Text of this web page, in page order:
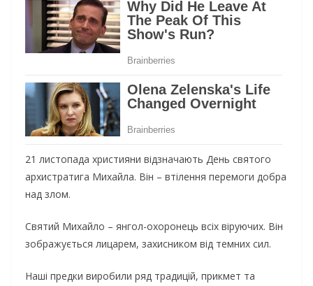
21 листопада християни відзначають День святого
архистратига Михайла. Він – втілення перемоги добра
над злом.
Святий Михайло – янгол-охоронець всіх віруючих. Він
зображується лицарем, захисником від темних сил.
Наші предки виробили ряд традицій, прикмет та